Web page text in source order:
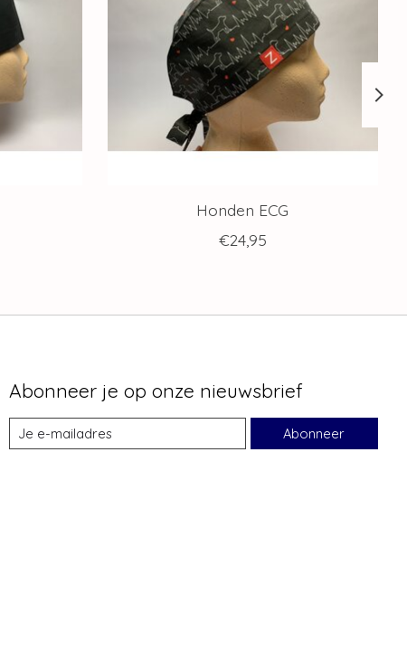
Honden ECG
€24,95
Abonneer je op onze nieuwsbrief
Abonneer